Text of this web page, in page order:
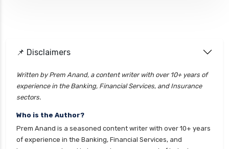
📌 Disclaimers
Written by Prem Anand, a content writer with over 10+ years of
experience in the Banking, Financial Services, and Insurance
sectors.
Who is the Author?
Prem Anand is a seasoned content writer with over 10+ years
of experience in the Banking, Financial Services, and